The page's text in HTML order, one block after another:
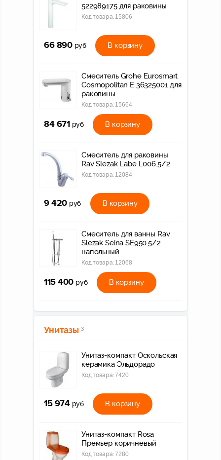
522989175 для раковины
Код товара: 15806
66 890 руб В корзину
Смеситель Grohe Eurosmart
Cosmopolitan E 36325001 для
раковины
Код товара: 15664
84 671 руб В корзину
Смеситель для раковины
Rav Slezak Labe L006.5/2
Код товара: 12084
9 420 руб В корзину
Смеситель для ванны Rav
Slezak Seina SE950.5/2
напольный
Код товара: 12068
115 400 руб В корзину
Унитазы 3
Унитаз-компакт Оскольская
керамика Эльдорадо
Код товара:7420
15 974 руб В корзину
Унитаз-компакт Rosa
Премьер коричневый
Код товара:7280